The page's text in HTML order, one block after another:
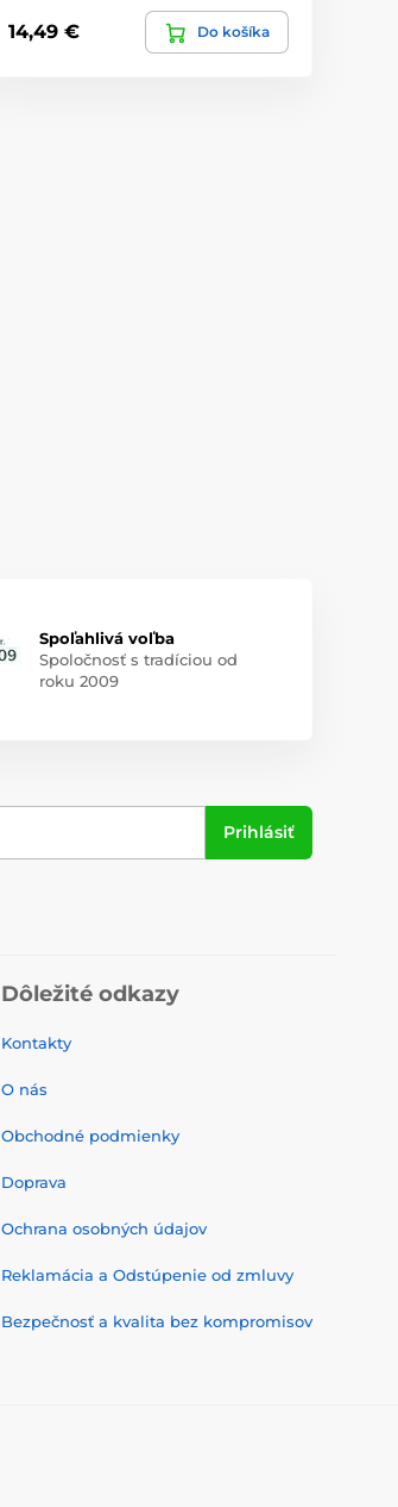
14,49 € Do košíka
Spoľahlivá voľba
Spoločnosť s tradíciou od
roku 2009
Prihlásiť
Dôležité odkazy
Kontakty
O nás
Obchodné podmienky
Doprava
Ochrana osobných údajov
Reklamácia a Odstúpenie od zmluvy
Bezpečnosť a kvalita bez kompromisov